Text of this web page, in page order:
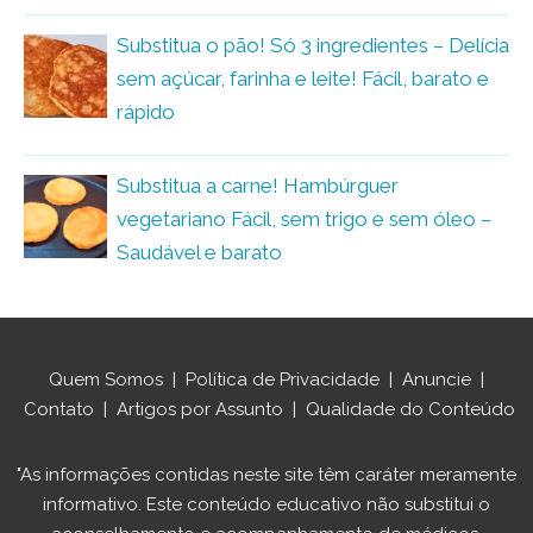
Substitua o pão! Só 3 ingredientes – Delícia
sem açúcar, farinha e leite! Fácil, barato e
rápido
Substitua a carne! Hambúrguer
vegetariano Fácil, sem trigo e sem óleo –
Saudável e barato
Quem Somos | Política de Privacidade | Anuncie |
Contato | Artigos por Assunto | Qualidade do Conteúdo
"As informações contidas neste site têm caráter meramente
informativo. Este conteúdo educativo não substitui o